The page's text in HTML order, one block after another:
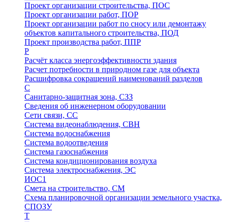
Проект организации строительства, ПОС
Проект организации работ, ПОР
Проект организации работ по сносу или демонтажу
объектов капитального строительства, ПОД
Проект производства работ, ППР
Р
Расчёт класса энергоэффективности здания
Расчет потребности в природном газе для объекта
Расшифровка сокращений наименований разделов
С
Санитарно-защитная зона, СЗЗ
Сведения об инженерном оборудовании
Сети связи, СС
Система видеонаблюдения, СВН
Система водоснабжения
Система водоотведения
Система газоснабжения
Система кондиционирования воздуха
Система электроснабжения, ЭС
ИОС1
Смета на строительство, СМ
Схема планировочной организации земельного участка,
СПОЗУ
Т